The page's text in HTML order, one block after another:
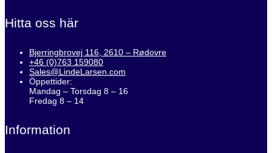
Hitta oss här
Bjerringbrovej 116, 2610 – Rødovre
+46 (0)763 159080
Sales@LindeLarsen.com
Öppettider:
Mandag – Torsdag 8 – 16
Fredag 8 – 14
Information